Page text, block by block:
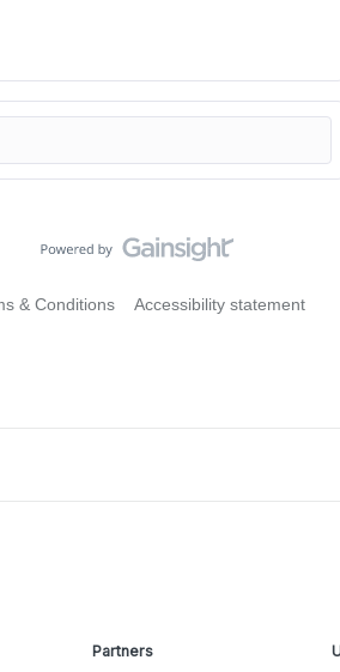
& Conditions Accessibility statement
Partners